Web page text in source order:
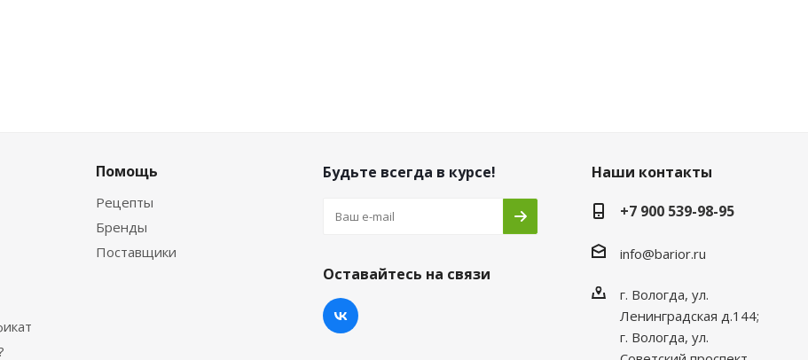
Помощь
Рецепты
Бренды
Поставщики
Будьте всегда в курсе!
Оставайтесь на связи
Наши контакты
+7 900 539-98-95
info@barior.ru
г. Вологда, ул.
Ленинградская д.144;
г. Вологда, ул.